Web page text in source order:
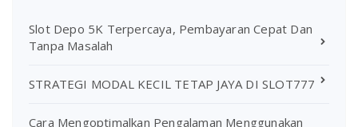
Slot Depo 5K Terpercaya, Pembayaran Cepat Dan
Tanpa Masalah
STRATEGI MODAL KECIL TETAP JAYA DI SLOT777
Cara Mengoptimalkan Pengalaman Menggunakan